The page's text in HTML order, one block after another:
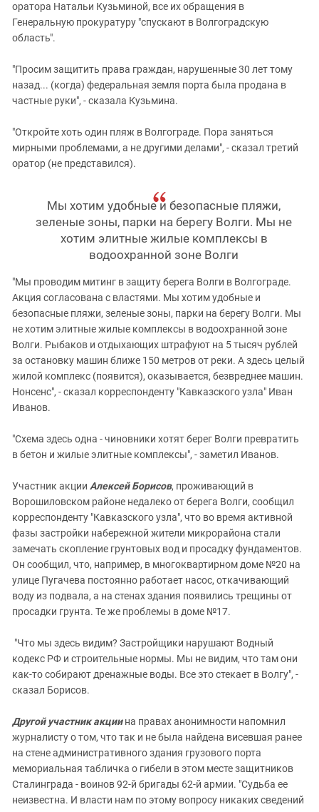
оратора Натальи Кузьминой, все их обращения в
Генеральную прокуратуру "спускают в Волгоградскую
область".
"Просим защитить права граждан, нарушенные 30 лет тому
назад... (когда) федеральная земля порта была продана в
частные руки", - сказала Кузьмина.
"Откройте хоть один пляж в Волгограде. Пора заняться
мирными проблемами, а не другими делами", - сказал третий
оратор (не представился).
Мы хотим удобные и безопасные пляжи,
зеленые зоны, парки на берегу Волги. Мы не
хотим элитные жилые комплексы в
водоохранной зоне Волги
"Мы проводим митинг в защиту берега Волги в Волгограде.
Акция согласована с властями. Мы хотим удобные и
безопасные пляжи, зеленые зоны, парки на берегу Волги. Мы
не хотим элитные жилые комплексы в водоохранной зоне
Волги. Рыбаков и отдыхающих штрафуют на 5 тысяч рублей
за остановку машин ближе 150 метров от реки. А здесь целый
жилой комплекс (появится), оказывается, безвреднее машин.
Нонсенс", - сказал корреспонденту "Кавказского узла" Иван
Иванов.
"Схема здесь одна - чиновники хотят берег Волги превратить
в бетон и жилые элитные комплексы", - заметил Иванов.
Участник акции Алексей Борисов, проживающий в
Ворошиловском районе недалеко от берега Волги, сообщил
корреспонденту "Кавказского узла", что во время активной
фазы застройки набережной жители микрорайона стали
замечать скопление грунтовых вод и просадку фундаментов.
Он сообщил, что, например, в многоквартирном доме №20 на
улице Пугачева постоянно работает насос, откачивающий
воду из подвала, а на стенах здания появились трещины от
просадки грунта. Те же проблемы в доме №17.
"Что мы здесь видим? Застройщики нарушают Водный
кодекс РФ и строительные нормы. Мы не видим, что там они
как-то собирают дренажные воды. Все это стекает в Волгу", -
сказал Борисов.
Другой участник акциина правах анонимности напомнил
журналисту о том, что так и не была найдена висевшая ранее
на стене административного здания грузового порта
мемориальная табличка о гибели в этом месте защитников
Сталинграда - воинов 92-й бригады 62-й армии. "Судьба ее
неизвестна. И власти нам по этому вопросу никаких сведений